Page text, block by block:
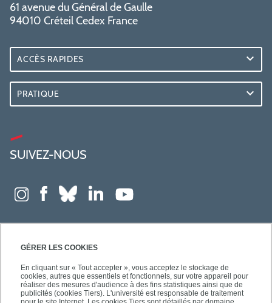
GÉRER LES COOKIES
En cliquant sur « Tout accepter », vous acceptez le stockage de
cookies, autres que essentiels et fonctionnels, sur votre appareil pour
réaliser des mesures d'audience à des fins statistiques ainsi que de
publicités (cookies Tiers). L'université est responsable de traitement
61 avenue du Général de Gaulle
94010 Créteil Cedex France
ACCÈS RAPIDES
PRATIQUE
SUIVEZ-NOUS